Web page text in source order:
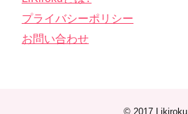
プライバシーポリシー
お問い合わせ
© 2017 Likiroku.